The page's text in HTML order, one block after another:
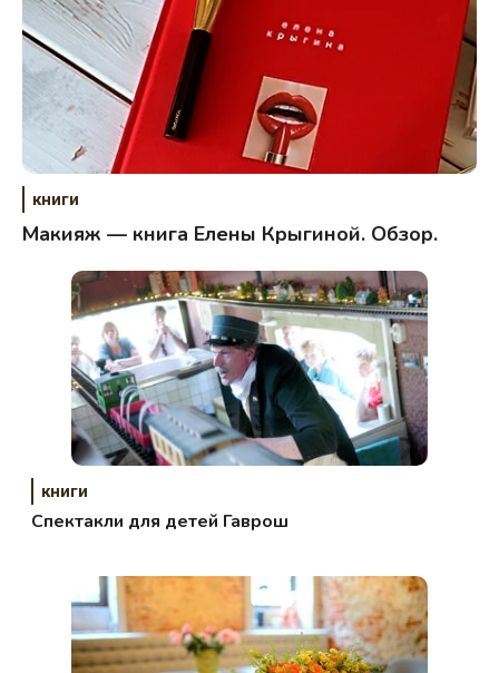
книги
Макияж — книга Елены Крыгиной. Обзор.
книги
Спектакли для детей Гаврош